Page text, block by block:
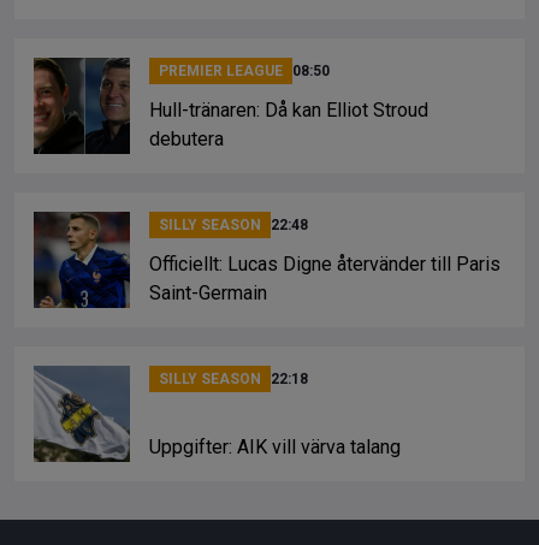
PREMIER LEAGUE 08:50
Hull-tränaren: Då kan Elliot Stroud
debutera
SILLY SEASON 22:48
Officiellt: Lucas Digne återvänder till Paris
Saint-Germain
SILLY SEASON 22:18
Uppgifter: AIK vill värva talang